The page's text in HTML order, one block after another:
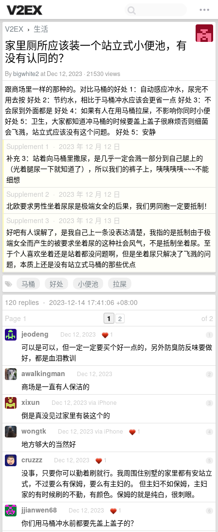
V2EX › 生活
家里厕所应该装一个站立式小便池，有
没有认同的？
Bybigwhite2at Dec 12, 2023 · 21530 views
跟商场里一样的那种的。对比马桶的好处 1：自动感应冲水，尿完不
用去按 好处 2：节约水，相比于马桶冲水应该会更省一点 好处 3：不
会尿到外面都是 好处 4：如果有人在用马桶拉屎，不影响你同时小便
好处 5：卫生，大家都知道冲马桶的时候要盖上盖子很麻烦否则细菌
会飞溅，站立式应该没有这个问题。 好处 5：安静
Supplement 1 · 2023 年 12 月 12 日
补充 3：站着向马桶里撒尿，是几乎一定会溅一部分到自己腿上的
（光着腿尿一下就知道了），所以我们的裤子上，咦咦咦咦~~~不能
细想
Supplement 2 · 2023 年 12 月 12 日
北欧要求男性坐着尿尿是极端女全的后果，我们男同胞一定要抵制！
Supplement 3 · 2023 年 12 月 13 日
好吧有人误解了，是我自己上一条没表达清楚，我指的是抵制由于极
端女全而产生的被要求坐着尿的这种社会风气，不是抵制坐着尿。至
于个人喜欢坐着还是站着都没问题啊，但是坐着尿只解决了飞溅的问
题，本质上还是没有站立式马桶的那些优点
马桶
好处 小便池
拉屎
120 replies • 2023-12-14 17:41:06 +08:00
Page 1
of 2
1 2
1
jeodeng Dec 12, 2023 1
可以是可以，但一定一定要买个好一点的，另外防臭防反味要做
好，都是血泪教训
2
awalkingman Dec 12, 2023
商场是一直有人保洁的
3
xixun Dec 12, 2023 via iPhone
倒是真没见过家里有装这个的
4
wongtk Dec 12, 2023 via iPhone 1
地方够大的当然好
5
cruzzz Dec 12, 2023 1
没事，只要你可以勤着刷就行。我周围住别墅的家里都有安站立
式，不过要么有保姆，要么有主妇的。 但主妇不如保姆，主妇
家的有时候刷的不勤，有颜色。保姆的就是纯白，很刺眼。
6
jjianwen68 Dec 12, 2023 1
你们用马桶冲水前都要先盖上盖子的？